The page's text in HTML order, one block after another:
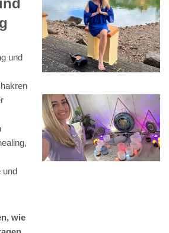
und
und
wie